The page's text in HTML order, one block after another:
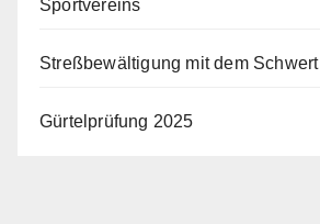
Sportvereins
Streßbewältigung mit dem Schwert
Gürtelprüfung 2025